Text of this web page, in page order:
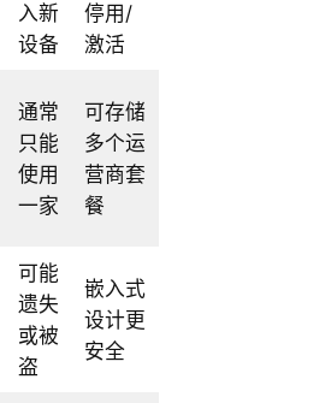
入新
设备
停用/
激活
通常
只能
使用
一家
可存储
多个运
营商套
餐
可能
遗失
或被
盗
嵌入式
设计更
安全